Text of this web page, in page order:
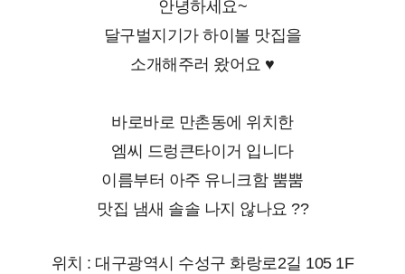
안녕하세요~
달구벌지기가 하이볼 맛집을
소개해주러 왔어요 ♥
바로바로 만촌동에 위치한
엠씨 드렁큰타이거 입니다
이름부터 아주 유니크함 뿜뿜
맛집 냄새 솔솔 나지 않나요 ??
위치 : 대구광역시 수성구 화랑로2길 105 1F